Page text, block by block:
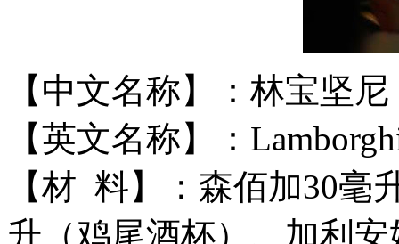
【中文名称】：林宝坚尼
【英文名称】：
【材 料】：森佰加30毫
升（鸡尾酒杯）、加利